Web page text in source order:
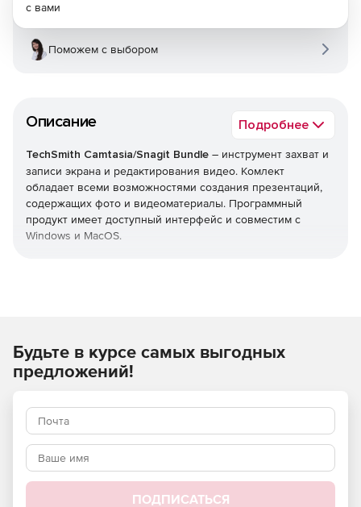
Описание Подробнее
TechSmith Camtasia/Snagit Bundle – инструмент захват и
записи экрана и редактирования видео. Комлект
обладает всеми возможностями создания презентаций,
содержащих фото и видеоматериалы. Программный
продукт имеет доступный интерфейс и совместим с
Windows и MacOS.
Включает следующие инструменты: Camtasia 2021,
Snagit 2021.
Эксклюзивное обучение для расширения навыков.
с вами
Поможем с выбором
Будьте в курсе самых выгодных
предложений!
ПОДПИСАТЬСЯ